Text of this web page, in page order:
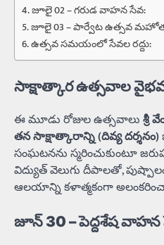
జూలై 02 – గరుడ వాహన సేవ:
జూలై 03 – పార్వేట ఉత్సవ
ఉత్సవ సమయంలో సేవల రద్దు:
సాక్షాత్కార ఉత్సవాల
ఈ మూడు రోజుల ఉత్సవాలుశ్రీ
తన సాక్షాత్కారాన్ని (దివ్య దర్శనం)
సంఘటనను స్మరించుకుంటూ
విద్యుత్ వెలుగు దీపాలతో,
ఆలయాన్ని కళాత్మకంగా
జూన్ 30 – పెద్దశేష